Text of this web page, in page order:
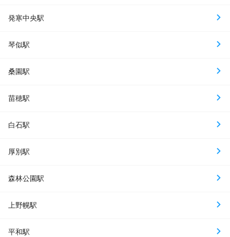
発寒中央駅
琴似駅
桑園駅
苗穂駅
白石駅
厚別駅
森林公園駅
上野幌駅
平和駅